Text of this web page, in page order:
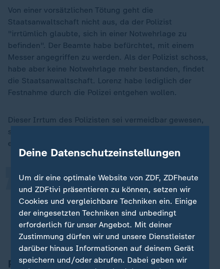
Von einer vorsätzlichen Tötung geht die
Staatsanwaltschaft nicht aus, da der Polizist
"irrtümlich glaubte, sich in einer Notwehrlage zu
befinden". Der Beamte habe befürchtet, mit einem
Messer angegriffen zu werden. Als der Polizist schoss,
habe aber keine Notwehrlage mehr bestanden, findet
die Staatsanwaltschaft. Lorenz habe lediglich der
Festnahme durch die Polizei entgehen wollen.
Dieser Irrtum des Polizisten sei vermeidbar gewesen,
so die Staatsanwaltschaft. Zur eigenen Position
erläuterte sie:
Der Angeschuldigte hätte erkennen
können und müssen, dass das Opfer
lediglich habe fliehen wollen.
„
Staatsanwaltschaft Oldenburg
Polizeipräsident: Gerichtsprozess kann
Deine Datenschutzeinstellungen
Um dir eine optimale Website von ZDF, ZDFheute
und ZDFtivi präsentieren zu können, setzen wir
Cookies und vergleichbare Techniken ein. Einige
der eingesetzten Techniken sind unbedingt
erforderlich für unser Angebot. Mit deiner
Zustimmung dürfen wir und unsere Dienstleister
darüber hinaus Informationen auf deinem Gerät
speichern und/oder abrufen. Dabei geben wir